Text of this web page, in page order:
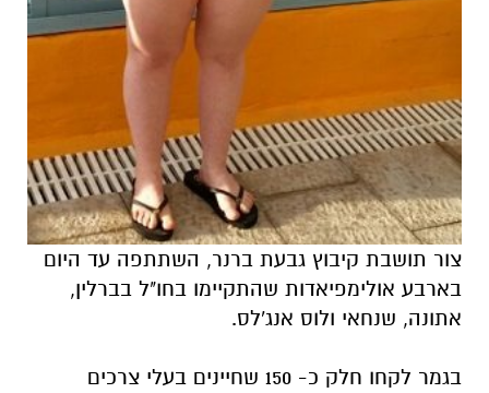
צור תושבת קיבוץ גבעת ברנר, השתתפה עד היום
בארבע אולימפיאדות שהתקיימו בחו"ל בברלין,
אתונה, שנחאי ולוס אנג'לס.
בגמר לקחו חלק כ- 150 שחיינים בעלי צרכים